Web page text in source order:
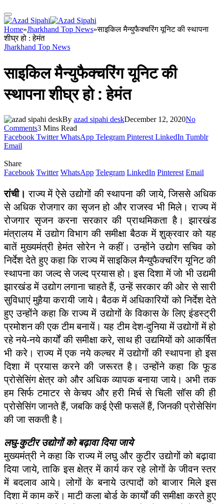
Home»Jharkhand Top News»साइकिल मैन्युफैक्चरिंग यूनिट की स्थापना
शीघ्र हो : हेमंत
Jharkhand Top News
साइकिल मैन्युफैक्चरिंग यूनिट की
स्थापना शीघ्र हो : हेमंत
By azad sipahi deskDecember 12, 2020No
Comments3 Mins Read
Facebook Twitter WhatsApp Telegram Pinterest LinkedIn Tumblr
Email
Share
Facebook Twitter WhatsApp Telegram LinkedIn Pinterest Email
रांची। राज्य में ऐसे उद्योगों की स्थापना की जाये, जिससे अधिक
से अधिक रोजगार का सृजन हो और राजस्व भी मिले। राज्य में
रोजगार सृजन करना सरकार की प्राथमिकता है। झारखंड
मंत्रालय में उद्योग विभाग की समीक्षा बैठक में शुक्रवार को यह
बातें मुख्यमंत्री हेमंत सोरेन ने कहीं। उन्होंने उद्योग सचिव को
निर्देश देते हुए कहा कि राज्य में साइकिल मैन्युफैक्चरिंग यूनिट की
स्थापना का जल्द से जल्द प्रयास हो। इस दिशा में जो भी उद्यमी
झारखंड में उद्योग लगाना चाहते हैं, उन्हें सरकार की ओर से सारी
सुविधाएं मुहैया करायी जाये। बैठक में अधिकारियों को निर्देश देते
हुए उन्होंने कहा कि राज्य में उद्योगों के विकास के लिए इंडस्ट्री
प्रमोशन की एक टीम बनायें। यह टीम देश-दुनिया में उद्योगों में हो
रहे नये-नये कार्यों की समीक्षा करे, साथ ही उद्यमियों को आकर्षित
भी करे। राज्य में एक नये कल्चर में उद्योगों की स्थापना हो इस
दिशा में प्रयास करने की जरूरत है। उन्होंने कहा कि फूड
प्रोसेसिंग क्षेत्र को और अधिक व्यापक बनाया जाये। अभी तक
हम सिर्फ टमाटर से केचप और हरी मिर्च से चिली सॉस की ही
प्रोसेसिंग जानते हैं, जबकि कई ऐसी फसलें हैं, जिनकी प्रोसेसिंग
की जा सकती है।
लघु-कुटीर उद्योगों को बढ़ावा दिया जाये
मुख्यमंत्री ने कहा कि राज्य में लघु और कुटीर उद्योगों को बढ़ावा
दिया जाये, ताकि इस क्षेत्र में कार्य कर रहे लोगों के जीवन स्तर
में बदलाव आये। लोगों के बनाये उत्पादों को बाजार मिले इस
दिशा में काम करें। माटी कला बोर्ड के कार्यों की समीक्षा करते हुए